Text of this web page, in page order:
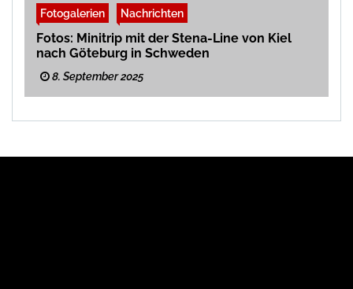
Fotogalerien Nachrichten
Fotos: Minitrip mit der Stena-Line von Kiel
nach Göteburg in Schweden
8. September 2025